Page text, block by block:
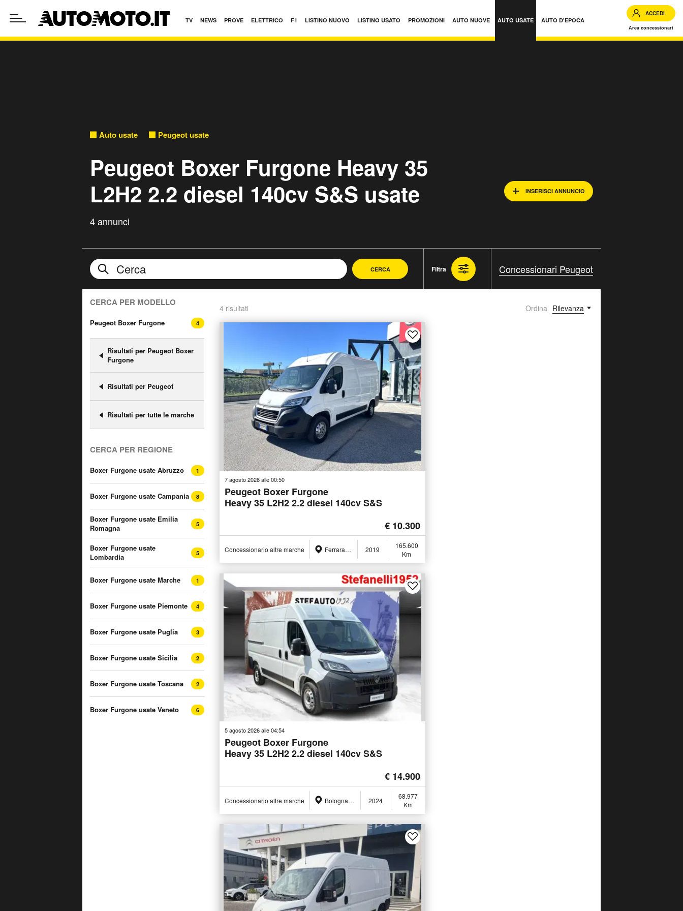
TV NEWS PROVE ELETTRICO F1 LISTINO NUOVO LISTINO USATO PROMOZIONI AUTO NUOVE AUTO USATE AUTO D'EPOCA
ACCEDI
Area concessionari
Auto usate Peugeot usate
Peugeot Boxer Furgone Heavy 35
L2H2 2.2 diesel 140cv S&S usate
4 annunci
INSERISCI ANNUNCIO
CERCA Filtra Concessionari Peugeot
CERCA PER MODELLO
Peugeot Boxer Furgone 4
Risultati per Peugeot Boxer
Furgone
Risultati per Peugeot
Risultati per tutte le marche
CERCA PER REGIONE
Boxer Furgone usate Abruzzo 1
Boxer Furgone usate Campania 8
Boxer Furgone usate Emilia
Romagna
5
Boxer Furgone usate
Lombardia
5
Boxer Furgone usate Marche 1
Boxer Furgone usate Piemonte 4
Boxer Furgone usate Puglia 3
Boxer Furgone usate Sicilia 2
Boxer Furgone usate Toscana 2
Boxer Furgone usate Veneto 6
4 risultati Ordina Rilevanza
7 agosto 2026 alle 00:50
Peugeot Boxer Furgone
Heavy 35 L2H2 2.2 diesel 140cv S&S
€ 10.300
Concessionario altre marche Ferrara (FE) 2019
165.600
Km
5 agosto 2026 alle 04:54
Peugeot Boxer Furgone
Heavy 35 L2H2 2.2 diesel 140cv S&S
€ 14.900
Concessionario altre marche Bologna (BO) 2024
68.977
Km